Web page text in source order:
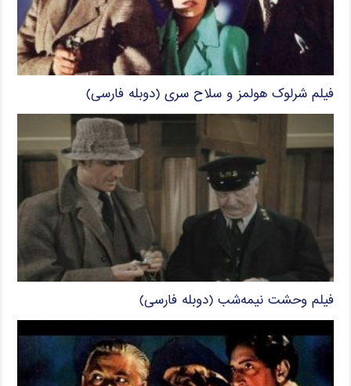
فیلم شرلوک هولمز و سلاح سری (دوبله فارسی)
فیلم وحشت نیمه‌شب (دوبله فارسی)